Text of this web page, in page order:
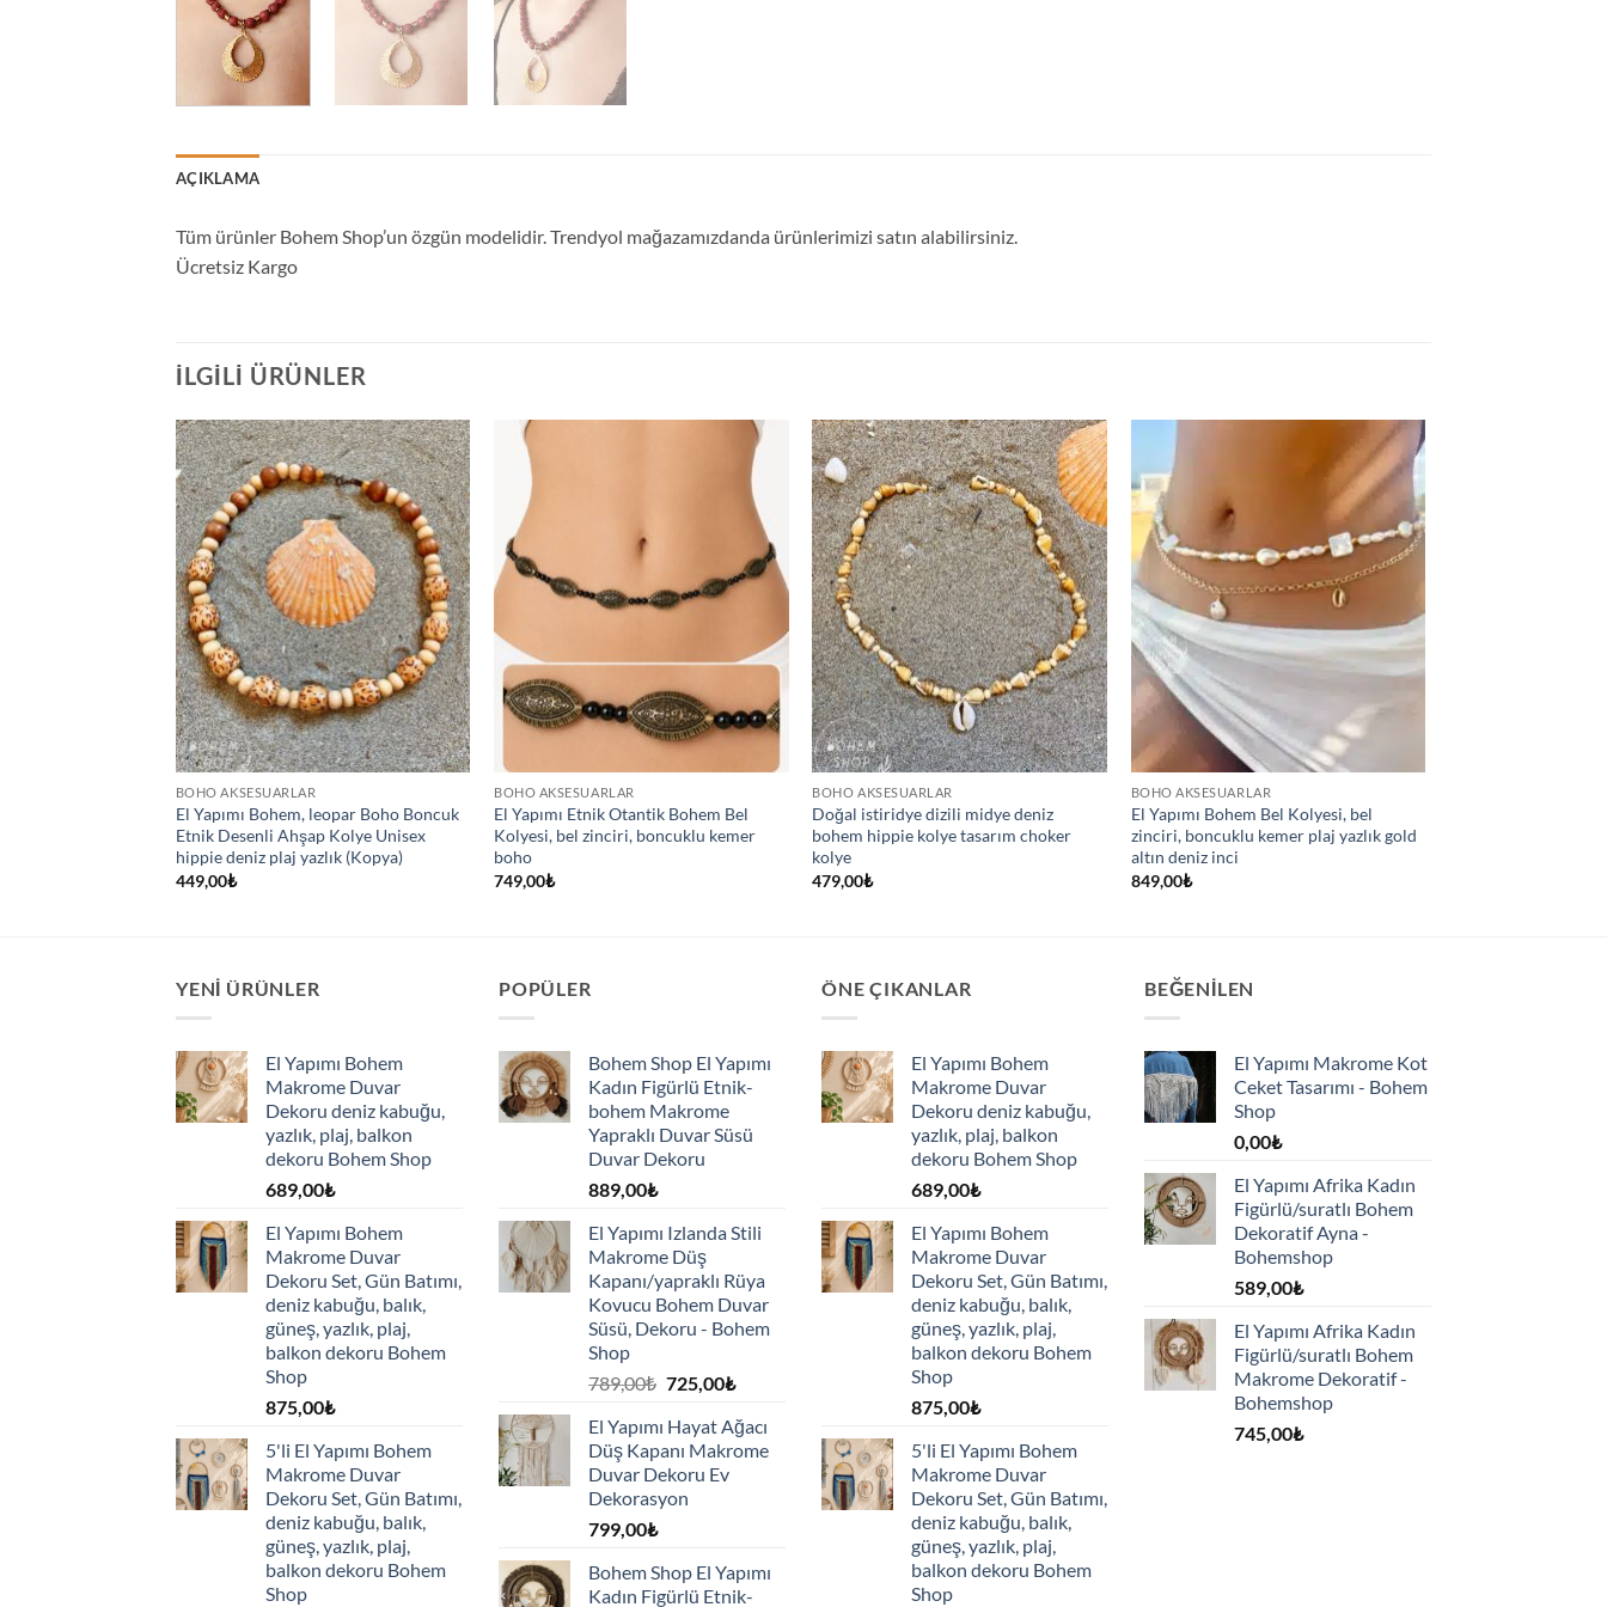
AÇIKLAMA
Tüm ürünler Bohem Shop’un özgün modelidir. Trendyol mağazamızdanda ürünlerimizi satın alabilirsiniz.
Ücretsiz Kargo
İLGILI ÜRÜNLER
BOHO AKSESUARLAR
El Yapımı Bohem, leopar Boho Boncuk
Etnik Desenli Ahşap Kolye Unisex
hippie deniz plaj yazlık (Kopya)
449,00₺
BOHO AKSESUARLAR
El Yapımı Etnik Otantik Bohem Bel
Kolyesi, bel zinciri, boncuklu kemer
boho
749,00₺
BOHO AKSESUARLAR
Doğal istiridye dizili midye deniz
bohem hippie kolye tasarım choker
kolye
479,00₺
BOHO AKSESUARLAR
El Yapımı Bohem Bel Kolyesi, bel
zinciri, boncuklu kemer plaj yazlık gold
altın deniz inci
849,00₺
YENI ÜRÜNLER
El Yapımı Bohem
Makrome Duvar
Dekoru deniz kabuğu,
yazlık, plaj, balkon
dekoru Bohem Shop
689,00₺
El Yapımı Bohem
Makrome Duvar
Dekoru Set, Gün Batımı,
deniz kabuğu, balık,
güneş, yazlık, plaj,
balkon dekoru Bohem
Shop
875,00₺
5'li El Yapımı Bohem
Makrome Duvar
Dekoru Set, Gün Batımı,
deniz kabuğu, balık,
güneş, yazlık, plaj,
balkon dekoru Bohem
Shop
POPÜLER
Bohem Shop El Yapımı
Kadın Figürlü Etnik-
bohem Makrome
Yapraklı Duvar Süsü
Duvar Dekoru
889,00₺
El Yapımı Izlanda Stili
Makrome Düş
Kapanı/yapraklı Rüya
Kovucu Bohem Duvar
Süsü, Dekoru - Bohem
Shop
789,00₺ Orijinal
789,00₺.
725,00₺Şu
fiyat:
725,00₺.
El Yapımı Hayat Ağacı
Düş Kapanı Makrome
Duvar Dekoru Ev
Dekorasyon
799,00₺
Bohem Shop El Yapımı
Kadın Figürlü Etnik-
ÖNE ÇIKANLAR
El Yapımı Bohem
Makrome Duvar
Dekoru deniz kabuğu,
yazlık, plaj, balkon
dekoru Bohem Shop
689,00₺
El Yapımı Bohem
Makrome Duvar
Dekoru Set, Gün Batımı,
deniz kabuğu, balık,
güneş, yazlık, plaj,
balkon dekoru Bohem
Shop
875,00₺
5'li El Yapımı Bohem
Makrome Duvar
Dekoru Set, Gün Batımı,
deniz kabuğu, balık,
güneş, yazlık, plaj,
balkon dekoru Bohem
Shop
BEĞENILEN
El Yapımı Makrome Kot
Ceket Tasarımı - Bohem
Shop
0,00₺
El Yapımı Afrika Kadın
Figürlü/suratlı Bohem
Dekoratif Ayna -
Bohemshop
589,00₺
El Yapımı Afrika Kadın
Figürlü/suratlı Bohem
Makrome Dekoratif -
Bohemshop
745,00₺